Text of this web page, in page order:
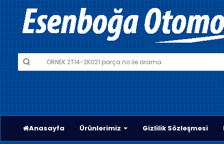
Anasayfa Ürünlerimiz Gizlilik Sözleşmesi